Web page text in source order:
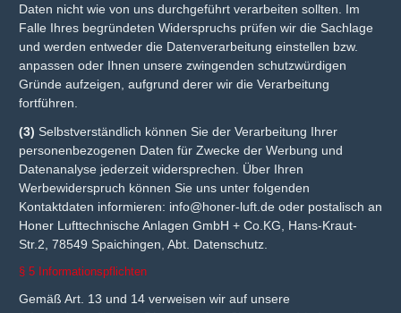
Daten nicht wie von uns durchgeführt verarbeiten sollten. Im
Falle Ihres begründeten Widerspruchs prüfen wir die Sachlage
und werden entweder die Datenverarbeitung einstellen bzw.
anpassen oder Ihnen unsere zwingenden schutzwürdigen
Gründe aufzeigen, aufgrund derer wir die Verarbeitung
fortführen.
(3) Selbstverständlich können Sie der Verarbeitung Ihrer
personenbezogenen Daten für Zwecke der Werbung und
Datenanalyse jederzeit widersprechen. Über Ihren
Werbewiderspruch können Sie uns unter folgenden
Kontaktdaten informieren: info@honer-luft.de oder postalisch an
Honer Lufttechnische Anlagen GmbH + Co.KG, Hans-Kraut-
Str.2, 78549 Spaichingen, Abt. Datenschutz.
§ 5 Informationspflichten
Gemäß Art. 13 und 14 verweisen wir auf unsere